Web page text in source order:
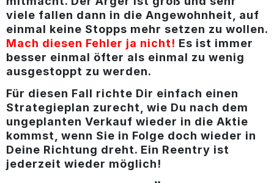
viele fallen dann in die Angewohnheit, auf
einmal keine Stopps mehr setzen zu wollen.
Mach diesen Fehler ja nicht! Es ist immer
besser einmal öfter als einmal zu wenig
ausgestoppt zu werden.
Für diesen Fall richte Dir einfach einen
Strategieplan zurecht, wie Du nach dem
ungeplanten Verkauf wieder in die Aktie
kommst, wenn Sie in Folge doch wieder in
Deine Richtung dreht. Ein Reentry ist
jederzeit wieder möglich!